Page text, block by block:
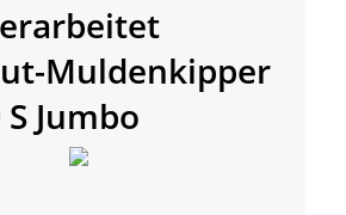
Muldenkipper
Jumbo